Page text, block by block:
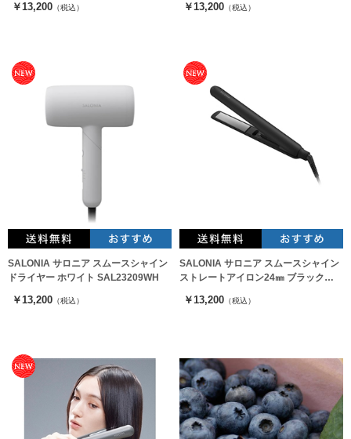
￥13,200 （税込） ￥13,200 （税込）
SALONIA サロニア スムースシャイン
ドライヤー ホワイト SAL23209WH
￥13,200 （税込）
SALONIA サロニア スムースシャイン
ストレートアイロン24㎜ ブラック
￥13,200 （税込）